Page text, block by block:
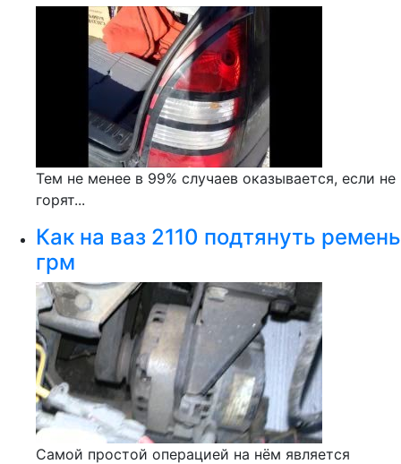
Тем не менее в 99% случаев оказывается, если не
горят...
Как на ваз 2110 подтянуть ремень
грм
Самой простой операцией на нём является